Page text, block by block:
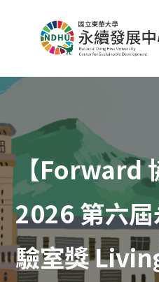
【Forward
2026 第六
驗室獎